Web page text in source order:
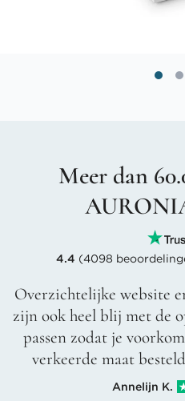
Meer dan
4.4 (4098
Overzichtelijke website
zijn ook heel blij met de
passen zodat je
verkeerde maat
Annelijn K.